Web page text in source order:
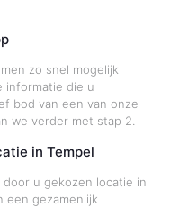
zo snel mogelijk
informatie die u
bod van een van onze
we verder met stap 2.
in Tempel
u gekozen locatie in
een gezamenlijk